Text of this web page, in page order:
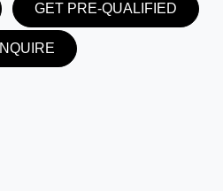
GET PRE-QUALIFIED
INQUIRE